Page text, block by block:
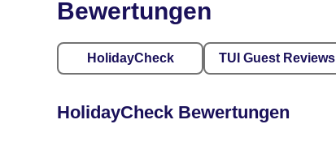
Bewertungen
HolidayCheck TUI Guest Reviews
HolidayCheck Bewertungen